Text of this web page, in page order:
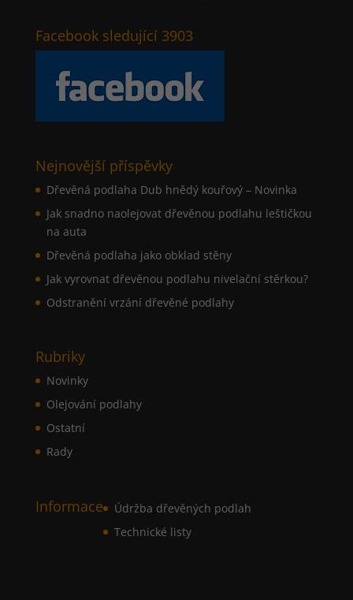
Facebook sledující 3903
Nejnovější příspěvky
Dřevěná podlaha Dub hnědý kouřový – Novinka
Jak snadno naolejovat dřevěnou podlahu leštičkou
na auta
Dřevěná podlaha jako obklad stěny
Jak vyrovnat dřevěnou podlahu nivelační stěrkou?
Odstranění vrzání dřevěné podlahy
Rubriky
Novinky
Olejování podlahy
Ostatní
Rady
Informace
Údržba dřevěných podlah
Technické listy